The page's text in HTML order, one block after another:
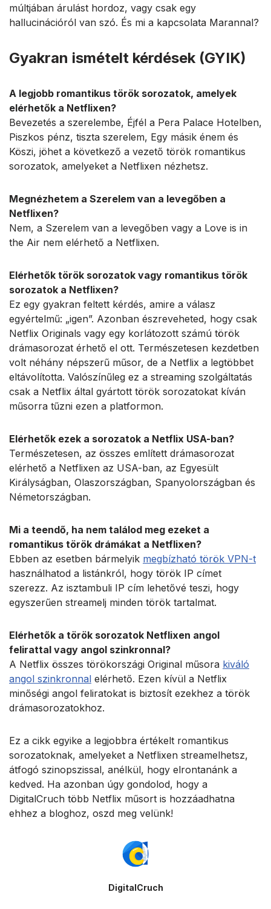
múltjában árulást hordoz, vagy csak egy
hallucinációról van szó. És mi a kapcsolata Marannal?
Gyakran ismételt kérdések (GYIK)
A legjobb romantikus török sorozatok, amelyek
elérhetők a Netflixen?
Bevezetés a szerelembe, Éjfél a Pera Palace Hotelben,
Piszkos pénz, tiszta szerelem, Egy másik énem és
Köszi, jöhet a következő a vezető török romantikus
sorozatok, amelyeket a Netflixen nézhetsz.
Megnézhetem a Szerelem van a levegőben a
Netflixen?
Nem, a Szerelem van a levegőben vagy a Love is in
the Air nem elérhető a Netflixen.
Elérhetők török sorozatok vagy romantikus török
sorozatok a Netflixen?
Ez egy gyakran feltett kérdés, amire a válasz
egyértelmű: „igen”. Azonban észreveheted, hogy csak
Netflix Originals vagy egy korlátozott számú török
drámasorozat érhető el ott. Természetesen kezdetben
volt néhány népszerű műsor, de a Netflix a legtöbbet
eltávolította. Valószínűleg ez a streaming szolgáltatás
csak a Netflix által gyártott török sorozatokat kíván
műsorra tűzni ezen a platformon.
Elérhetők ezek a sorozatok a Netflix USA-ban?
Természetesen, az összes említett drámasorozat
elérhető a Netflixen az USA-ban, az Egyesült
Királyságban, Olaszországban, Spanyolországban és
Németországban.
Mi a teendő, ha nem találod meg ezeket a
romantikus török drámákat a Netflixen?
Ebben az esetben bármelyik megbízható török VPN-t
használhatod a listánkról, hogy török IP címet
szerezz. Az isztambuli IP cím lehetővé teszi, hogy
egyszerűen streamelj minden török tartalmat.
Elérhetők a török sorozatok Netflixen angol
felirattal vagy angol szinkronnal?
A Netflix összes törökországi Original műsora kiváló
angol szinkronnal elérhető. Ezen kívül a Netflix
minőségi angol feliratokat is biztosít ezekhez a török
drámasorozatokhoz.
Ez a cikk egyike a legjobbra értékelt romantikus
sorozatoknak, amelyeket a Netflixen streamelhetsz,
átfogó szinopszissal, anélkül, hogy elrontanánk a
kedved. Ha azonban úgy gondolod, hogy a
DigitalCruch több Netflix műsort is hozzáadhatna
ehhez a bloghoz, oszd meg velünk!
DigitalCruch